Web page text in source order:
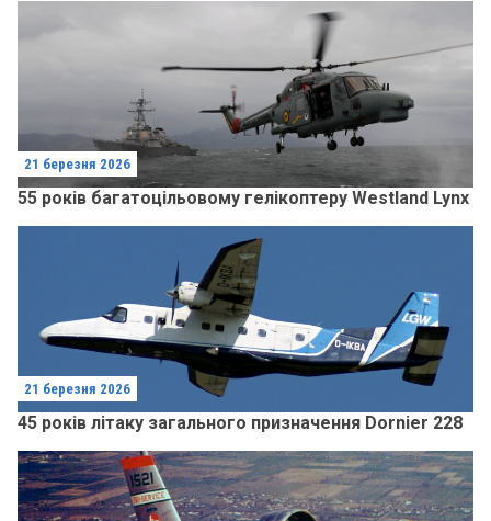
21 березня 2026
55 років багатоцільовому гелікоптеру Westland Lynx
21 березня 2026
45 років літаку загального призначення Dornier 228